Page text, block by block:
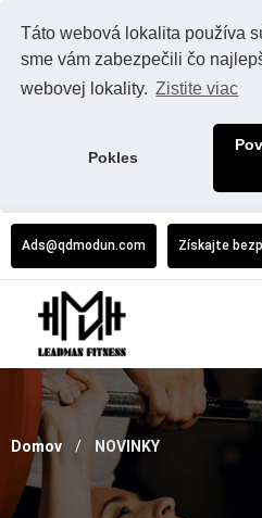
Táto webová lokalita používa
sme vám zabezpečili čo
webovej lokality. Zistite viac
Pokles
Ads@qdmodun.com Získajte
Domov NOVINKY